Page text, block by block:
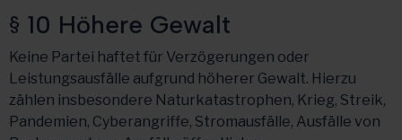
§ 10 Höhere Gewalt
Keine Partei haftet für Verzögerungen oder
Leistungsausfälle aufgrund höherer Gewalt. Hierzu
zählen insbesondere Naturkatastrophen, Krieg, Streik,
Pandemien, Cyberangriffe, Stromausfälle, Ausfälle von